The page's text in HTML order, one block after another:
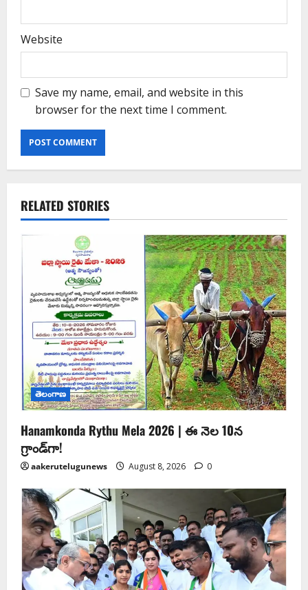
Website
Save my name, email, and website in this
browser for the next time I comment.
RELATED STORIES
తెలంగాణ
Hanamkonda Rythu Mela 2026 | ఈ నెల 10న
గ్రాండ్‌గా!
aakerutelugunews August 8, 2026 0